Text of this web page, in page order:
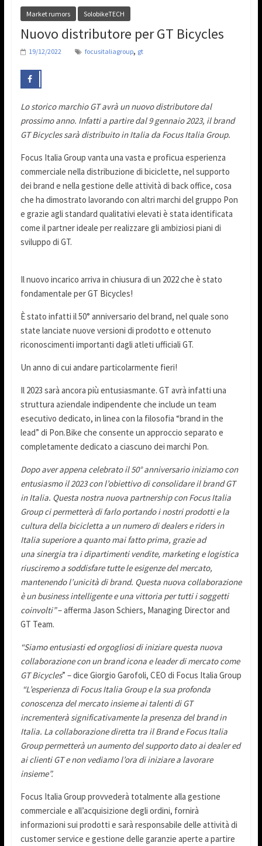
Market rumors SolobikeTECH
Nuovo distributore per GT Bicycles
19/12/2022 focusitaliagroup, gt
Lo storico marchio GT avrà un nuovo distributore dal
prossimo anno. Infatti a partire dal 9 gennaio 2023, il brand
GT Bicycles sarà distribuito in Italia da Focus Italia Group.
Focus Italia Group vanta una vasta e proficua esperienza
commerciale nella distribuzione di biciclette, nel supporto
dei brand e nella gestione delle attività di back office, cosa
che ha dimostrato lavorando con altri marchi del gruppo Pon
e grazie agli standard qualitativi elevati è stata identificata
come il partner ideale per realizzare gli ambiziosi piani di
sviluppo di GT.
Il nuovo incarico arriva in chiusura di un 2022 che è stato
fondamentale per GT Bicycles!
È stato infatti il 50° anniversario del brand, nel quale sono
state lanciate nuove versioni di prodotto e ottenuto
riconoscimenti importanti dagli atleti ufficiali GT.
Un anno di cui andare particolarmente fieri!
Il 2023 sarà ancora più entusiasmante. GT avrà infatti una
struttura aziendale indipendente che include un team
esecutivo dedicato, in linea con la filosofia “brand in the
lead” di Pon.Bike che consente un approccio separato e
completamente dedicato a ciascuno dei marchi Pon.
Dopo aver appena celebrato il 50° anniversario iniziamo con
entusiasmo il 2023 con l’obiettivo di consolidare il brand GT
in Italia. Questa nostra nuova partnership con Focus Italia
Group ci permetterà di farlo portando i nostri prodotti e la
cultura della bicicletta a un numero di dealers e riders in
Italia superiore a quanto mai fatto prima, grazie ad
una sinergia tra i dipartimenti vendite, marketing e logistica
riusciremo a soddisfare tutte le esigenze del mercato,
mantenendo l’unicità di brand. Questa nuova collaborazione
è un business intelligente e una vittoria per tutti i soggetti
coinvolti”– afferma Jason Schiers, Managing Director and
GT Team.
“Siamo entusiasti ed orgogliosi di iniziare questa nuova
collaborazione con un brand icona e leader di mercato come
GT Bicycles” – dice Giorgio Garofoli, CEO di Focus Italia Group
“L’esperienza di Focus Italia Group e la sua profonda
conoscenza del mercato insieme ai talenti di GT
incrementerà significativamente la presenza del brand in
Italia. La collaborazione diretta tra il Brand e Focus Italia
Group permetterà un aumento del supporto dato ai dealer ed
ai clienti GT e non vediamo l’ora di iniziare a lavorare
insieme”.
Focus Italia Group provvederà totalmente alla gestione
commerciale e all’acquisizione degli ordini, fornirà
informazioni sui prodotti e sarà responsabile delle attività di
customer service e gestione delle garanzie aperte a partire